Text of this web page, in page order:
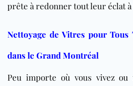
prête à redonner tout leur éclat
Nettoyage de Vitres pour
dans le Grand Montréal
Peu importe où vous vivez ou